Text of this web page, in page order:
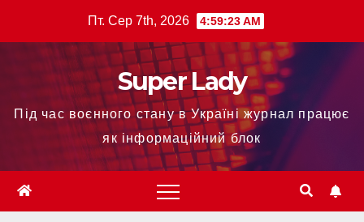
Пт. Сер 7th, 2026 4:59:24 AM
Super Lady
Під час воєнного стану в Україні журнал працює
як інформаційний блок